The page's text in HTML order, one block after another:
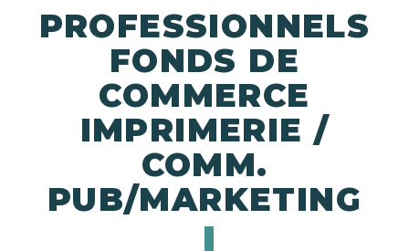
PROFESSIONNELS
FONDS DE
COMMERCE
IMPRIMERIE /
COMM.
PUB/MARKETING